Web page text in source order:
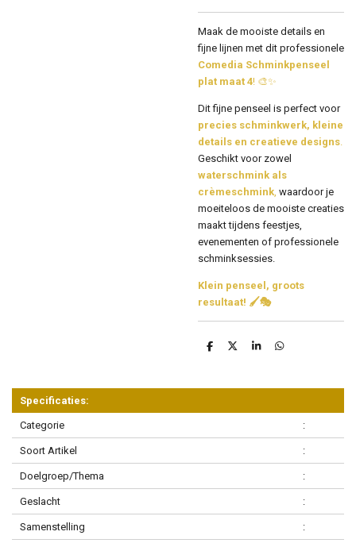
Maak de mooiste details en
fijne lijnen met dit professionele
Comedia Schminkpenseel
plat maat 4! 🎨✨
Dit fijne penseel is perfect voor
precies schminkwerk, kleine
details en creatieve designs
Geschikt voor zowel
waterschmink als
crèmeschmink waardoor je
moeiteloos de mooiste creaties
maakt tijdens feestjes,
evenementen of professionele
schminksessies.
Klein penseel, groots
resultaat! 🖌️🎭
D
n
D
S
e
D
n
Specificaties:
Categorie :
Soort Artikel :
Doelgroep/Thema :
Geslacht :
Samenstelling :